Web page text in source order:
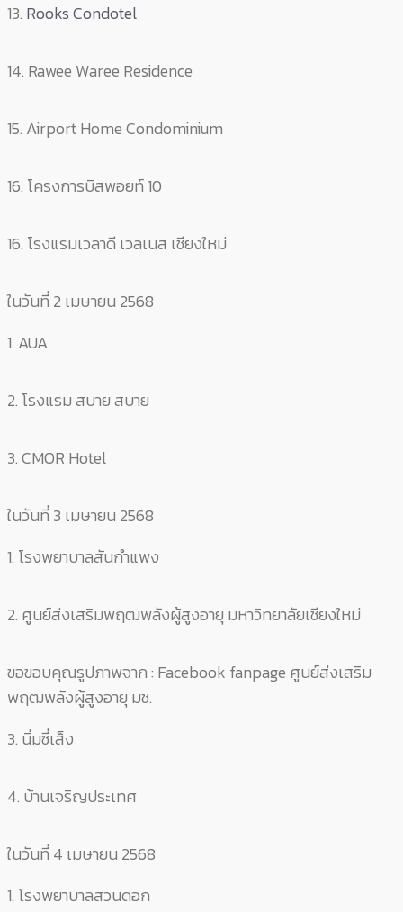
13. Rooks Condotel
14. Rawee Waree Residence
15. Airport Home Condominium
16. โครงการบิสพอยท์ 10
16. โรงแรมเวลาดี เวลเนส เชียงใหม่
ในวันที่ 2 เมษายน 2568
1. AUA
2. โรงแรม สบาย สบาย
3. CMOR Hotel
ในวันที่ 3 เมษายน 2568
1. โรงพยาบาลสันกำแพง
2. ศูนย์ส่งเสริมพฤฒพลังผู้สูงอายุ มหาวิทยาลัยเชียงใหม่
ขอขอบคุณรูปภาพจาก : Facebook fanpage ศูนย์ส่งเสริม
พฤฒพลังผู้สูงอายุ มช.
3. นิ่มซี่เส็ง
4. บ้านเจริญประเทศ
ในวันที่ 4 เมษายน 2568
1. โรงพยาบาลสวนดอก